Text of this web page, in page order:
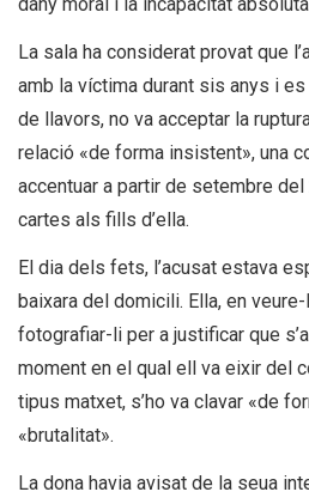
La sala ha considerat provat que
amb la víctima durant sis anys i
de llavors, no va acceptar la
relació «de forma insistent», una
accentuar a partir de setembre
cartes als fills d’ella.
El dia dels fets, l’acusat estava
baixara del domicili. Ella, en
fotografiar-li per a justificar que
moment en el qual ell va eixir del
tipus matxet, s’ho va clavar «de
«brutalitat».
La dona havia avisat de la seua